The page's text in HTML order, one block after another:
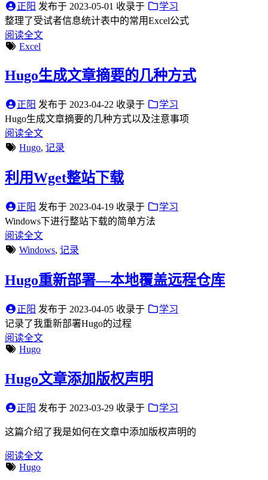
正阳 发布于 2023-05-01 收录于
学习
整理了受试者信息统计表中的常用Excel公式
阅读全文
Excel
Hugo生成文章摘要的几种方式
正阳 发布于 2023-04-22 收录于
学习
Hugo生成文章摘要的几种方式以及注意事项
阅读全文
Hugo, 记录
利用Wget整站下载
正阳 发布于 2023-04-19 收录于
学习
Windows下进行整站下载的简单方法
阅读全文
Windows, 记录
Hugo重新部署—本地覆盖远程仓库
正阳 发布于 2023-04-05 收录于
学习
记录了我重新部署Hugo的过程
阅读全文
Hugo
Hugo文章添加版权声明
正阳 发布于 2023-03-29 收录于 学习
这篇介绍了我是如何在文章中添加版权声明的
阅读全文
Hugo